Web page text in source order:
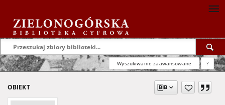
Wyszukiwanie zaawansowane ?
OBIEKT